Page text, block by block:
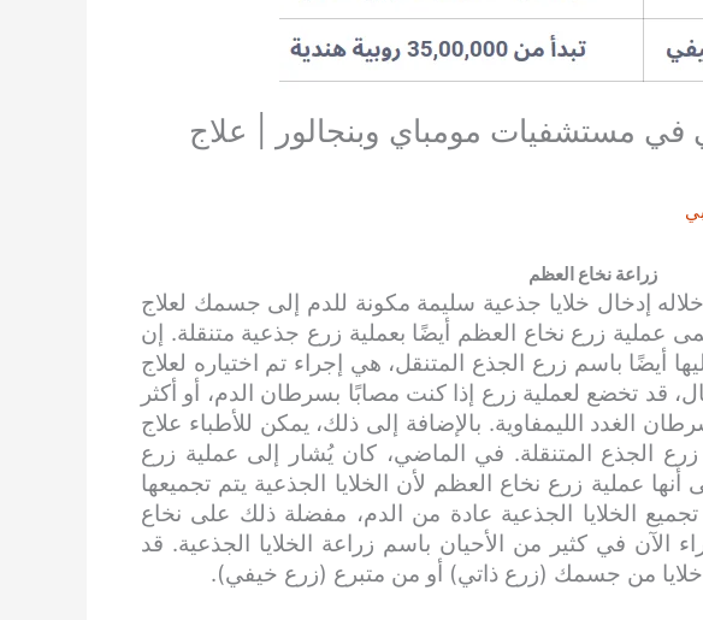
في مستشفيات مومباي وبنجالور | علاج
زراعة نخاع العظم
إدخال خلايا جذعية سليمة مكونة للدم إلى جسمك لعلاج
عملية زرع نخاع العظم أيضًا بعملية زرع جذعية متنقلة. إن
أيضًا باسم زرع الجذع المتنقل، هي إجراء تم اختياره لعلاج
قد تخضع لعملية زرع إذا كنت مصابًا بسرطان الدم، أو أكثر
الغدد الليمفاوية. بالإضافة إلى ذلك، يمكن للأطباء علاج
الجذع المتنقلة. في الماضي، كان يُشار إلى عملية زرع
عملية زرع نخاع العظم لأن الخلايا الجذعية يتم تجميعها
الخلايا الجذعية عادة من الدم، مفضلة ذلك على نخاع
الآن في كثير من الأحيان باسم زراعة الخلايا الجذعية. قد
من جسمك (زرع ذاتي) أو من متبرع (زرع خيفي).